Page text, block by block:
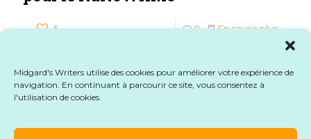
Midgard's Writers utilise des cookies pour améliorer votre expérience de
navigation. En continuant à parcourir ce site, vous consentez à
l'utilisation de cookies.
5 0 En savoir plus
Mentions légales - CGU - CGV - Formulaire de